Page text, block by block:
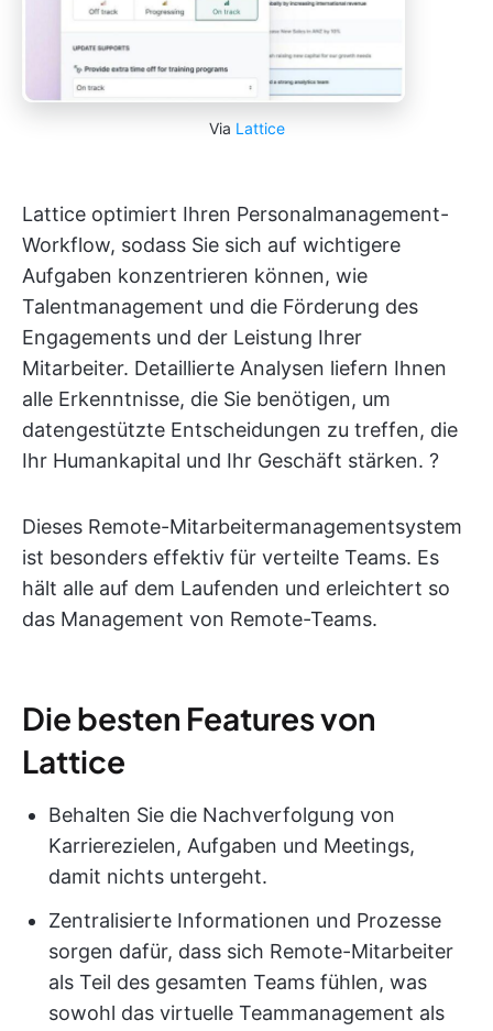
Via Lattice
Lattice optimiert Ihren Personalmanagement-
Workflow, sodass Sie sich auf wichtigere
Aufgaben konzentrieren können, wie
Talentmanagement und die Förderung des
Engagements und der Leistung Ihrer
Mitarbeiter. Detaillierte Analysen liefern Ihnen
alle Erkenntnisse, die Sie benötigen, um
datengestützte Entscheidungen zu treffen, die
Ihr Humankapital und Ihr Geschäft stärken. ?
Dieses Remote-Mitarbeitermanagementsystem
ist besonders effektiv für verteilte Teams. Es
hält alle auf dem Laufenden und erleichtert so
das Management von Remote-Teams.
Die besten Features von
Lattice
Behalten Sie die Nachverfolgung von
Karrierezielen, Aufgaben und Meetings,
damit nichts untergeht.
Zentralisierte Informationen und Prozesse
sorgen dafür, dass sich Remote-Mitarbeiter
als Teil des gesamten Teams fühlen, was
sowohl das virtuelle Teammanagement als